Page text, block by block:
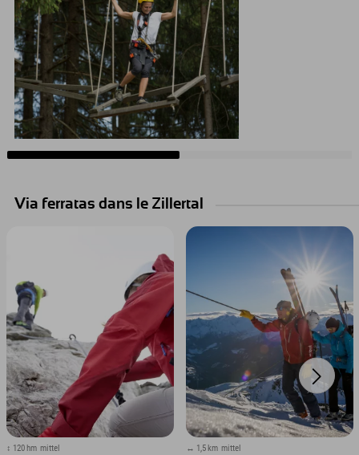
Via ferratas dans le Zillertal
↕ 120 hm mittel ↔ 1,5 km mittel